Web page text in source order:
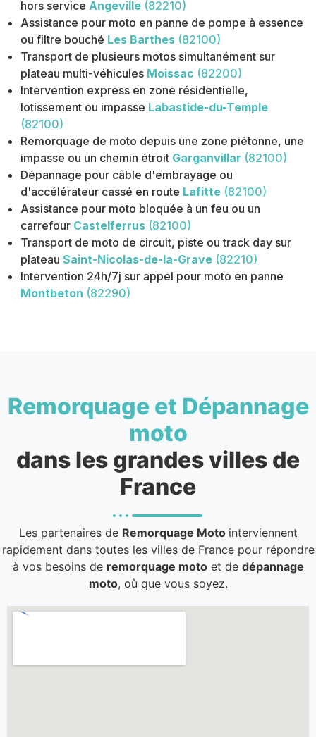
hors service Angeville (82210)
Assistance pour moto en panne de pompe à essence
ou filtre bouché Les Barthes (82100)
Transport de plusieurs motos simultanément sur
plateau multi-véhicules Moissac (82200)
Intervention express en zone résidentielle,
lotissement ou impasse Labastide-du-Temple
(82100)
Remorquage de moto depuis une zone piétonne, une
impasse ou un chemin étroit Garganvillar (82100)
Dépannage pour câble d'embrayage ou
d'accélérateur cassé en route Lafitte (82100)
Assistance pour moto bloquée à un feu ou un
carrefour Castelferrus (82100)
Transport de moto de circuit, piste ou track day sur
plateau Saint-Nicolas-de-la-Grave (82210)
Intervention 24h/7j sur appel pour moto en panne
Montbeton (82290)
Remorquage et Dépannage
moto
dans les grandes villes de
France
Les partenaires de Remorquage Moto interviennent
rapidement dans toutes les villes de France pour répondre
à vos besoins de remorquage motoet de dépannage
moto, où que vous soyez.